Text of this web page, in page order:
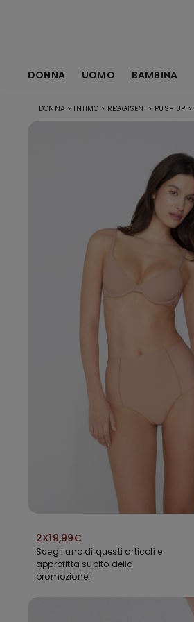
DONNA UOMO BAMBINA
DONNA > INTIMO > REGGISENI > PUSH UP >
2X19,99€
Scegli uno di questi articoli e
approfitta subito della
promozione!